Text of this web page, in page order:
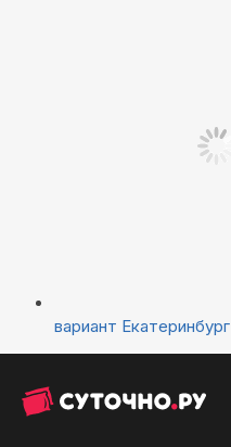
вариант Екатеринбург